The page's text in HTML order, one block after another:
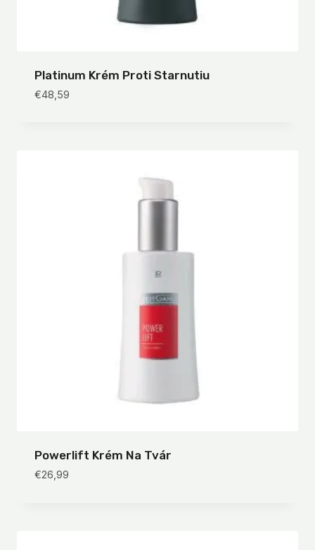
Platinum Krém Proti Starnutiu
€48,59
Powerlift Krém Na Tvár
€26,99